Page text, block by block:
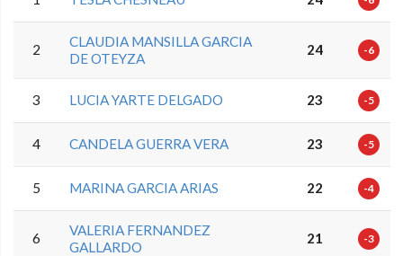
2
CLAUDIA MANSILLA GARCIA
DE OTEYZA
24 -6
3 LUCIA YARTE DELGADO 23 -5
4 CANDELA GUERRA VERA 23 -5
5 MARINA GARCIA ARIAS 22 -4
6
VALERIA FERNANDEZ
GALLARDO
21 -3